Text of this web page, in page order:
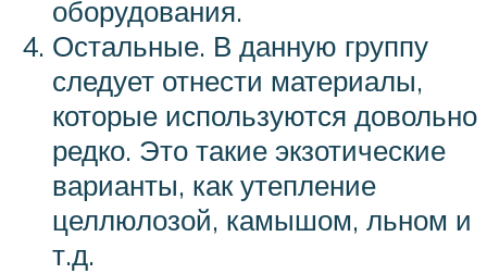
оборудования.
Остальные. В данную группу
следует отнести материалы,
которые используются довольно
редко. Это такие экзотические
варианты, как утепление
целлюлозой, камышом, льном и
т.д.